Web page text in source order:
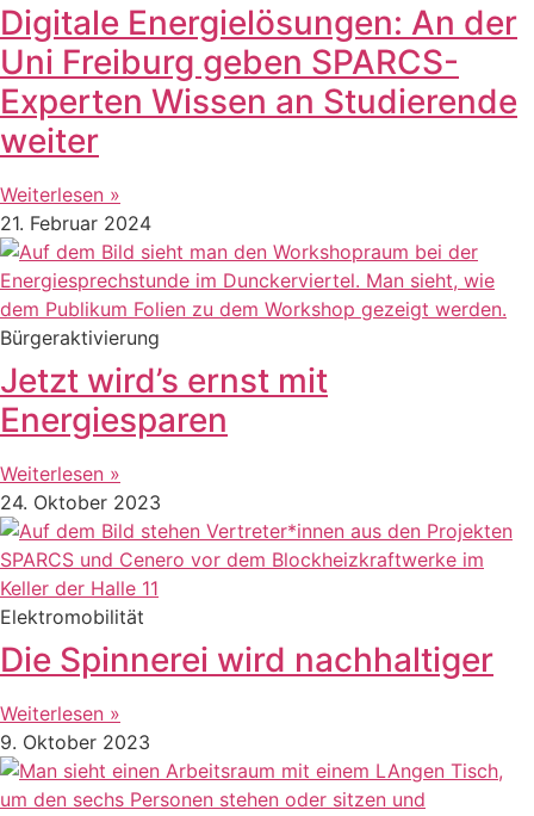
Digitale Energielösungen: An der
Uni Freiburg geben SPARCS-
Experten Wissen an Studierende
weiter
Weiterlesen »
21. Februar 2024
Bürgeraktivierung
Jetzt wird’s ernst mit
Energiesparen
Weiterlesen »
24. Oktober 2023
Elektromobilität
Die Spinnerei wird nachhaltiger
Weiterlesen »
9. Oktober 2023